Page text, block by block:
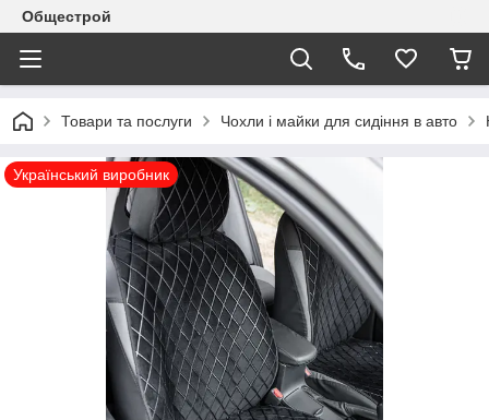
Общестрой
Товари та послуги Чохли і майки для сидіння в авто
Український виробник